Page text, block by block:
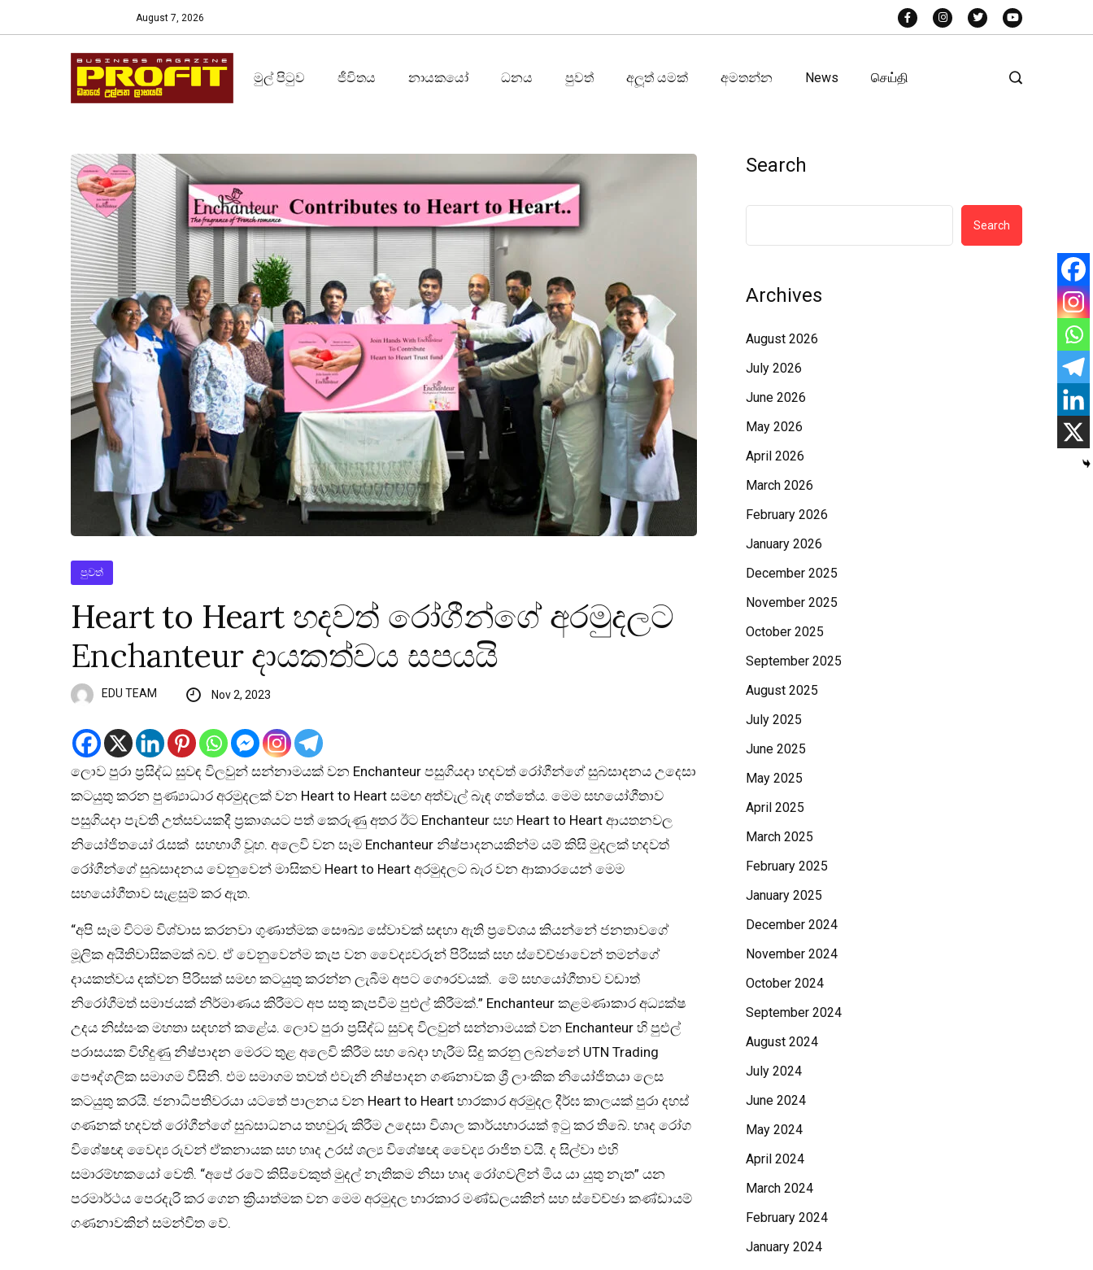
August 7, 2026
මුල් පිටුව ජීවිතය නායකයෝ ධනය පුවත් අලූත් යමක් අමතන්න News செய்தி
පුවත්
Heart to Heart හදවත් රෝගීන්ගේ අරමුදලට
Enchanteur දායකත්වය සපයයි
EDU TEAM Nov 2, 2023
ලොව පුරා ප්‍රසිද්ධ සුවඳ විලවුන් සන්නාමයක් වන Enchanteur පසුගියදා හදවත් රෝගීන්ගේ සුබසාදනය උදෙසා
කටයුතු කරන පුණ්‍යාධාර අරමුදලක් වන Heart to Heart සමඟ අත්වැල් බැඳ ගත්තේය. මෙම සහයෝගීතාව
පසුගියදා පැවති උත්සවයකදී ප්‍රකාශයට පත් කෙරුණු අතර ඊට Enchanteur සහ Heart to Heart ආයතනවල
නියෝජිතයෝ රැසක් සහභාගී වූහ. අලෙවි වන සෑම Enchanteur නිෂ්පාදනයකින්ම යම් කිසි මුදලක් හදවත්
රෝගීන්ගේ සුබසාදනය වෙනුවෙන් මාසිකව Heart to Heart අරමුදලට බැර වන ආකාරයෙන් මෙම
සහයෝගීතාව සැළසුම් කර ඇත.
“අපි සෑම විටම විශ්වාස කරනවා ගුණාත්මක සෞඛ්‍ය සේවාවක් සඳහා ඇති ප්‍රවේශය කියන්නේ ජනතාවගේ
මූලික අයිතිවාසිකමක් බව. ඒ වෙනුවෙන්ම කැප වන වෛද්‍යවරුන් පිරිසක් සහ ස්වේච්ඡාවෙන් තමන්ගේ
දායකත්වය දක්වන පිරිසක් සමඟ කටයුතු කරන්න ලැබීම අපට ගෞරවයක්. මේ සහයෝගීතාව වඩාත්
නිරෝගීමත් සමාජයක් නිර්මාණය කිරීමට අප සතු කැපවීම පුළුල් කිරීමක්.” Enchanteur කළමණාකාර අධ්‍යක්ෂ
උදය නිස්සංක මහතා සඳහන් කළේය. ලොව පුරා ප්‍රසිද්ධ සුවඳ විලවුන් සන්නාමයක් වන Enchanteur හි පුළුල්
පරාසයක විහිදුණු නිෂ්පාදන මෙරට තුළ අලෙවි කිරීම සහ බෙදා හැරීම සිදු කරනු ලබන්නේ UTN Trading
පෞද්ගලික සමාගම විසිනි. එම සමාගම තවත් එවැනි නිෂ්පාදන ගණනාවක ශ්‍රී ලාංකික නියෝජිතයා ලෙස
කටයුතු කරයි. ජනාධිපතිවරයා යටතේ පාලනය වන Heart to Heart භාරකාර අරමුදල දීර්ඝ කාලයක් පුරා දහස්
ගණනක් හදවත් රෝගීන්ගේ සුබසාධනය තහවුරු කිරීම උදෙසා විශාල කාර්යභාරයක් ඉටු කර තිබේ. හෘද රෝග
විශේෂඥ වෛද්‍ය රුවන් ඒකනායක සහ හෘද උරස් ශල්‍ය විශේෂඥ වෛද්‍ය රාජිත වයි. ද සිල්වා එහි
සමාරම්භකයෝ වෙති. “අපේ රටේ කිසිවෙකුත් මුදල් නැතිකම නිසා හෘද රෝගවලින් මිය යා යුතු නැත” යන
පරමාර්ථය පෙරදැරි කර ගෙන ක්‍රියාත්මක වන මෙම අරමුදල භාරකාර මණ්ඩලයකින් සහ ස්වේච්ඡා කණ්ඩායම්
ගණනාවකින් සමන්විත වේ.
Search
Search
Archives
August 2026
July 2026
June 2026
May 2026
April 2026
March 2026
February 2026
January 2026
December 2025
November 2025
October 2025
September 2025
August 2025
July 2025
June 2025
May 2025
April 2025
March 2025
February 2025
January 2025
December 2024
November 2024
October 2024
September 2024
August 2024
July 2024
June 2024
May 2024
April 2024
March 2024
February 2024
January 2024